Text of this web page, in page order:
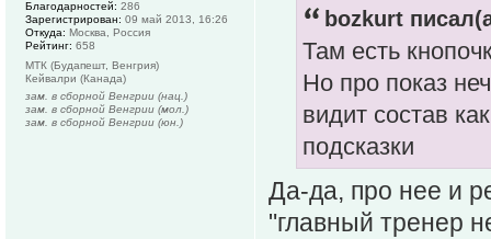
bozkurt
Там есть
Но про показ
видит состав
подсказки
Да-да, про нее и
"главный тренер
Благодарностей: 286
Зарегистрирован: 09 май 2013, 16:26
Откуда: Москва, Россия
Рейтинг: 658
МТК (Будапешт, Венгрия)
Кейвалри (Канада)
зам. в сборной Венгрии (нац.)
зам. в сборной Венгрии (мол.)
зам. в сборной Венгрии (юн.)